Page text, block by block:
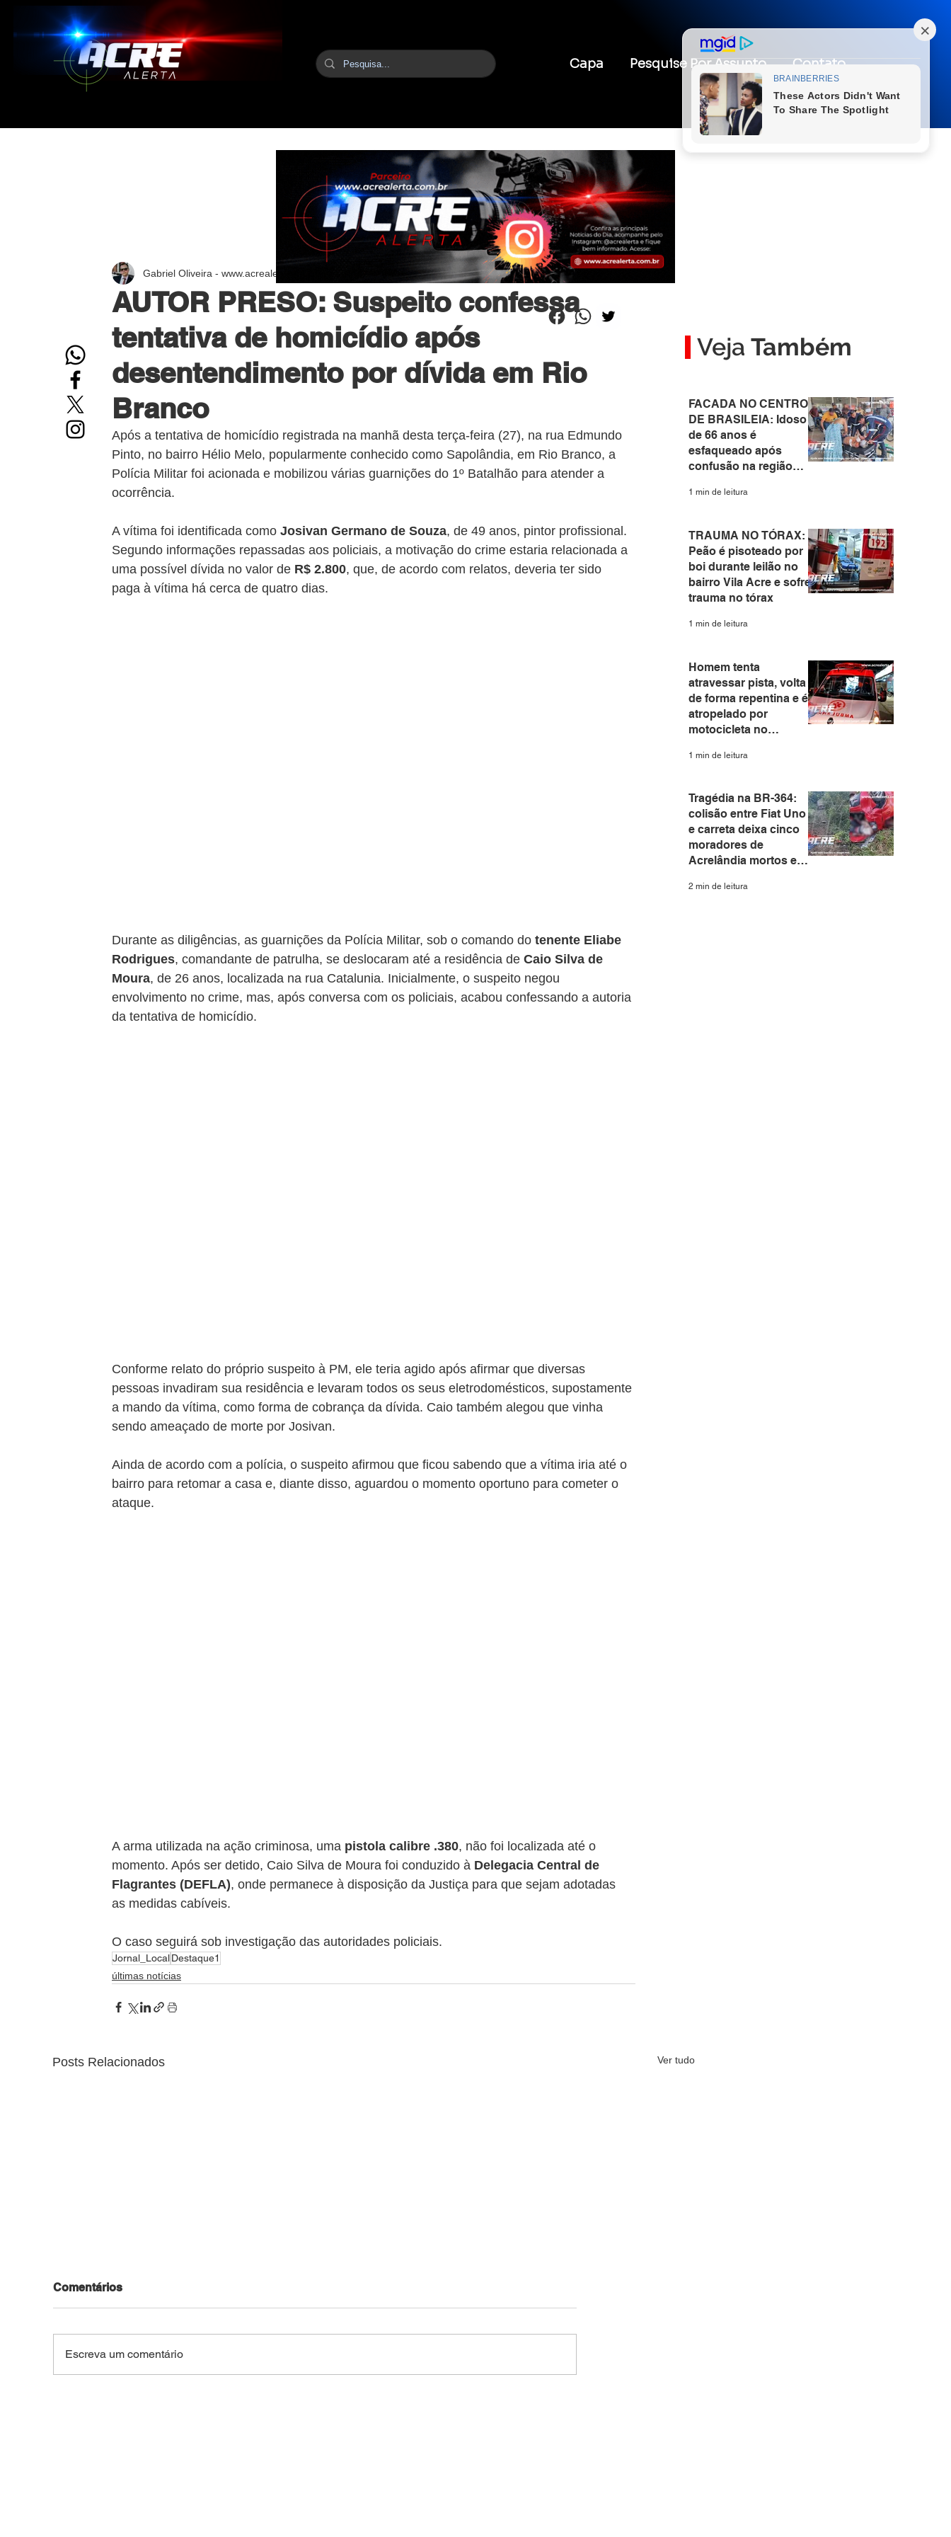
Capa Pesquise Por Assunto Contato
AUTOR PRESO: Suspeito confessa
tentativa de homicídio após
desentendimento por dívida em Rio
Branco
Gabriel Oliveira - www.acrealerta.com.br 27 de jan. 2 min de leitura
Após a tentativa de homicídio registrada na manhã desta terça-feira (27), na rua Edmundo
Pinto, no bairro Hélio Melo, popularmente conhecido como Sapolândia, em Rio Branco, a
Polícia Militar foi acionada e mobilizou várias guarnições do 1º Batalhão para atender a
ocorrência.
A vítima foi identificada como Josivan Germano de Souza, de 49 anos, pintor profissional.
Segundo informações repassadas aos policiais, a motivação do crime estaria relacionada a
uma possível dívida no valor de R$ 2.800, que, de acordo com relatos, deveria ter sido
paga à vítima há cerca de quatro dias.
Durante as diligências, as guarnições da Polícia Militar, sob o comando do tenente Eliabe
Rodrigues, comandante de patrulha, se deslocaram até a residência de Caio Silva de
Moura, de 26 anos, localizada na rua Catalunia. Inicialmente, o suspeito negou
envolvimento no crime, mas, após conversa com os policiais, acabou confessando a autoria
da tentativa de homicídio.
Conforme relato do próprio suspeito à PM, ele teria agido após afirmar que diversas
pessoas invadiram sua residência e levaram todos os seus eletrodomésticos, supostamente
a mando da vítima, como forma de cobrança da dívida. Caio também alegou que vinha
sendo ameaçado de morte por Josivan.
Ainda de acordo com a polícia, o suspeito afirmou que ficou sabendo que a vítima iria até o
bairro para retomar a casa e, diante disso, aguardou o momento oportuno para cometer o
ataque.
A arma utilizada na ação criminosa, uma pistola calibre .380, não foi localizada até o
momento. Após ser detido, Caio Silva de Moura foi conduzido à Delegacia Central de
Flagrantes (DEFLA), onde permanece à disposição da Justiça para que sejam adotadas
as medidas cabíveis.
O caso seguirá sob investigação das autoridades policiais.
Jornal_LocalDestaque1
últimas notícias
Posts Relacionados Ver tudo
Comentários
Escreva um comentário
FACADA NO CENTRO
DE BRASILEIA: Idoso
de 66 anos é
esfaqueado após
confusão na região
Acre
1 min de leitura
TRAUMA NO TÓRAX:
Peão é pisoteado por
boi durante leilão no
bairro Vila Acre e sofre
trauma no tórax
1 min de leitura
Homem tenta
atravessar pista, volta
de forma repentina e é
atropelado por
motocicleta no
Branco
1 min de leitura
Tragédia na BR-364:
colisão entre Fiat Uno
e carreta deixa cinco
moradores de
Acrelândia mortos em
2 min de leitura
Veja Também